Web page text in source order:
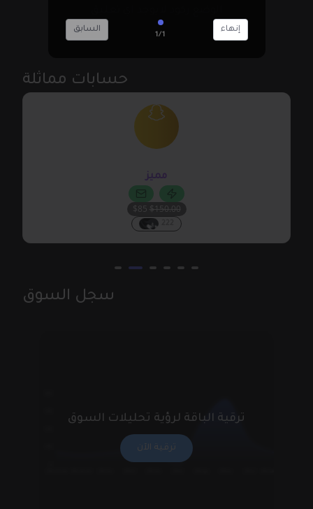
حسابات مماثلة
مميز
$85 $150.00
سجل السوق
ترقية الباقة لرؤية تحليلات السوق
ترقية الآن
السابق
1/1
إنهاء